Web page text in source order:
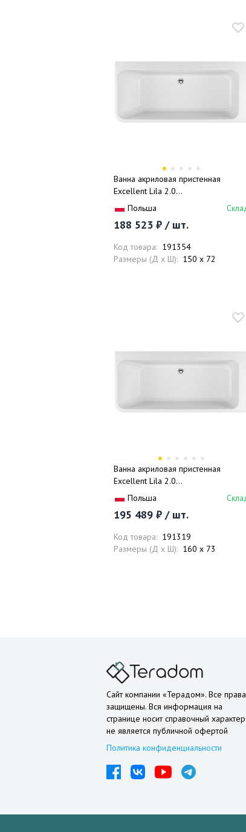
Ванна акриловая пристенная
Excellent Lila 2.0
WAEX.LIL2.150.WHP 150x72
(белый), слив-перелив
Польша
188 523 ₽ / шт.
Код товара: 191354
Размеры (Д x Ш): 150 x 72
Ванна акриловая пристенная
Excellent Lila 2.0
WAEX.LIL2.160L.WHN 160x73
(белый), слив-перелив, левая
Польша
195 489 ₽ / шт.
Код товара: 191319
Размеры (Д x Ш): 160 x 73
Сайт компании «Терадом». Все права
защищены. Вся информация на
странице носит справочный
не является публичной офертой
Политика конфиденциальности